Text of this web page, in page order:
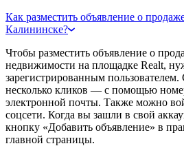
Как разместить объявление о
Калининске?
Чтобы разместить объявление о
недвижимости на площадке Realt,
зарегистрированным
несколько кликов — с помощью
электронной почты. Также можно
соцсети. Когда вы зашли в свой
кнопку «Добавить объявление» в
главной страницы.